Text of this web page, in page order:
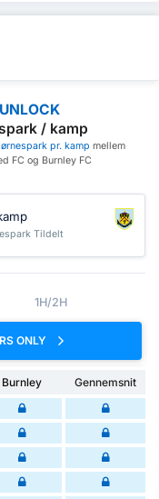
UNLOCK
/ kamp
pr. kamp mellem
FC og Burnley FC
Tildelt
1H/2H
ONLY
Burnley
Gennemsnit